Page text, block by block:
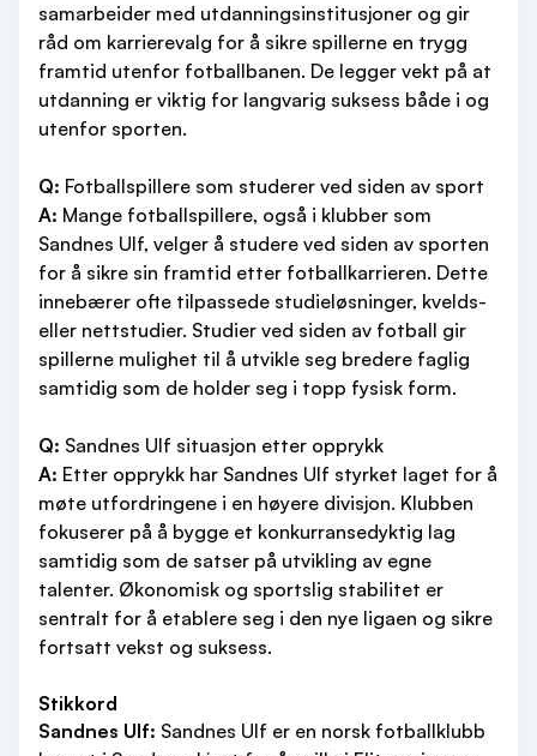
samarbeider med utdanningsinstitusjoner og gir
råd om karrierevalg for å sikre spillerne en trygg
framtid utenfor fotballbanen. De legger vekt på at
utdanning er viktig for langvarig suksess både i og
utenfor sporten.
Q: Fotballspillere som studerer ved siden av sport
A: Mange fotballspillere, også i klubber som
Sandnes Ulf, velger å studere ved siden av sporten
for å sikre sin framtid etter fotballkarrieren. Dette
innebærer ofte tilpassede studieløsninger, kvelds-
eller nettstudier. Studier ved siden av fotball gir
spillerne mulighet til å utvikle seg bredere faglig
samtidig som de holder seg i topp fysisk form.
Q: Sandnes Ulf situasjon etter opprykk
A: Etter opprykk har Sandnes Ulf styrket laget for å
møte utfordringene i en høyere divisjon. Klubben
fokuserer på å bygge et konkurransedyktig lag
samtidig som de satser på utvikling av egne
talenter. Økonomisk og sportslig stabilitet er
sentralt for å etablere seg i den nye ligaen og sikre
fortsatt vekst og suksess.
Stikkord
Sandnes Ulf: Sandnes Ulf er en norsk fotballklubb